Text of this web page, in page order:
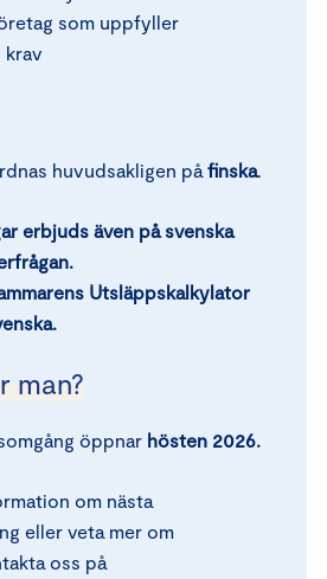
som uppfyller
krav
huvudsakligen på finska.
erbjuds även på svenska
Utsläppskalkylator
man?
öppnar hösten 2026.
om nästa
eller veta mer om
oss på